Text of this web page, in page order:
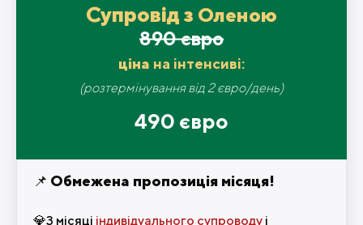
Супровід з Оленою
890 євро
ціна на інтенсиві:
(розтермінування від 2 євро/день)
490 євро
📌 Обмежена пропозиція місяця!
💎3 місяці індивідуального супроводу і